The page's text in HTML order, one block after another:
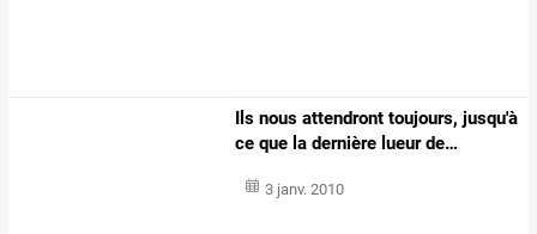
Ils nous attendront toujours, jusqu'à
ce que la dernière lueurde…
3 janv. 2010